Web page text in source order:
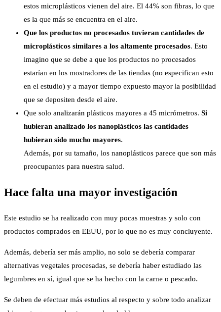
estos microplásticos vienen del aire. El 44% son fibras, lo que
es la que más se encuentra en el aire.
Que los productos no procesados tuvieran cantidades de
microplásticos similares a los altamente procesados. Esto
imagino que se debe a que los productos no procesados
estarían en los mostradores de las tiendas (no especifican esto
en el estudio) y a mayor tiempo expuesto mayor la posibilidad
que se depositen desde el aire.
Que solo analizarán plásticos mayores a 45 micrómetros. Si
hubieran analizado los nanoplásticos las cantidades
hubieran sido mucho mayores.
Además, por su tamaño, los nanoplásticos parece que son más
preocupantes para nuestra salud.
Hace falta una mayor investigación
Este estudio se ha realizado con muy pocas muestras y solo con
productos comprados en EEUU, por lo que no es muy concluyente.
Además, debería ser más amplio, no solo se debería comparar
alternativas vegetales procesadas, se debería haber estudiado las
legumbres en sí, igual que se ha hecho con la carne o pescado.
Se deben de efectuar más estudios al respecto y sobre todo analizar